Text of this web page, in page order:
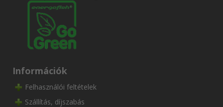
Információk
Felhasználói feltételek
Szállítás, díjszabás